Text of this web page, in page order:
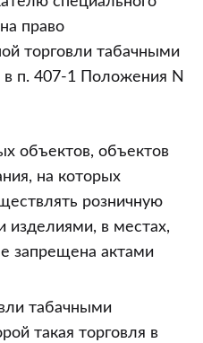
право
торговли табачными
п. 407-1 Положения N
объектов, объектов
на которых
розничную
изделиями, в местах,
запрещена актами
табачными
такая торговля в